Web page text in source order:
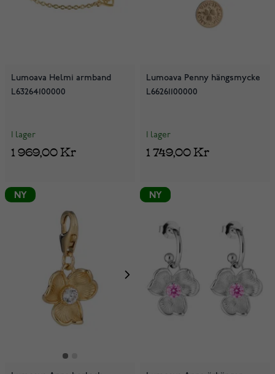
Lumoava Helmi armband
L63264100000
I lager
1 969,00 Kr
Lumoava Penny hängsmycke
L66261100000
I lager
1 749,00 Kr
NY NY
NY